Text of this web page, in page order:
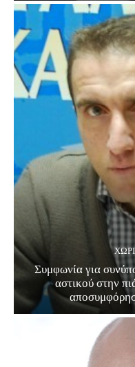
Συμφωνία για
αστικού στην